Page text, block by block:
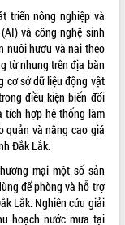
triển nông nghiệp và
và công nghệ sinh
nuôi hươu và nai theo
từ nhung trên địa bàn
cơ sở dữ liệu động vật
điều kiện biến đổi
hợp hệ thống làm
quản và nâng cao giá
Đắk Lắk.
mại một số sản
để phòng và hỗ trợ
Lắk. Nghiên cứu giải
hoạch nước mưa tại